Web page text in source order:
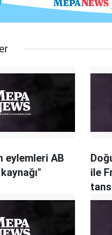
eylemleri AB
ile